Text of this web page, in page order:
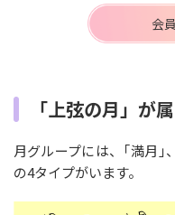
会
「上弦の月」が
月グループには、｢満月｣
の4タイプがいます。